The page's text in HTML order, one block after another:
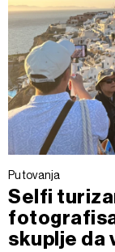
Putovanja
Selfi
skuplje da